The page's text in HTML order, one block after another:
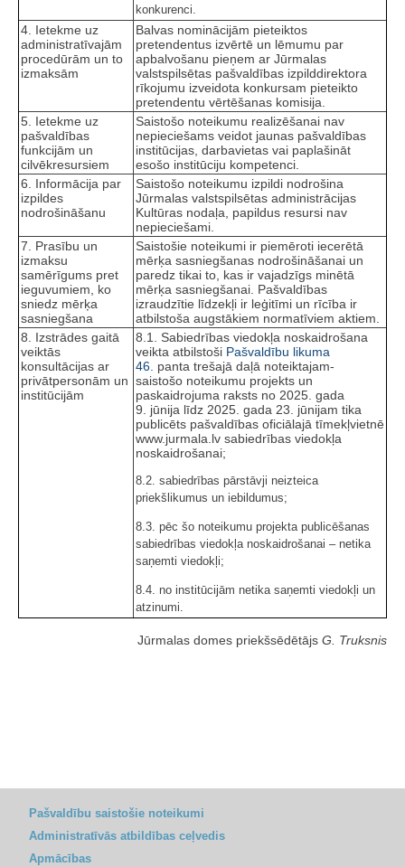
konkurenci.
4. Ietekme uz
administratīvajām
procedūrām un to
izmaksām
Balvas nominācijām pieteiktos
pretendentus izvērtē un lēmumu par
apbalvošanu pieņem ar Jūrmalas
valstspilsētas pašvaldības izpilddirektora
rīkojumu izveidota konkursam pieteikto
pretendentu vērtēšanas komisija.
5. Ietekme uz
pašvaldības
funkcijām un
cilvēkresursiem
Saistošo noteikumu realizēšanai nav
nepieciešams veidot jaunas pašvaldības
institūcijas, darbavietas vai paplašināt
esošo institūciju kompetenci.
6. Informācija par
izpildes
nodrošināšanu
Saistošo noteikumu izpildi nodrošina
Jūrmalas valstspilsētas administrācijas
Kultūras nodaļa, papildus resursi nav
nepieciešami.
7. Prasību un
izmaksu
samērīgums pret
ieguvumiem, ko
sniedz mērķa
sasniegšana
Saistošie noteikumi ir piemēroti iecerētā
mērķa sasniegšanas nodrošināšanai un
paredz tikai to, kas ir vajadzīgs minētā
mērķa sasniegšanai. Pašvaldības
izraudzītie līdzekļi ir leģitīmi un rīcība ir
atbilstoša augstākiem normatīviem aktiem.
8. Izstrādes gaitā
veiktās
konsultācijas ar
privātpersonām un
institūcijām
8.1. Sabiedrības viedokļa noskaidrošana
veikta atbilstoši Pašvaldību likuma
46. panta trešajā daļā noteiktajam-
saistošo noteikumu projekts un
paskaidrojuma raksts no 2025. gada
9. jūnija līdz 2025. gada 23. jūnijam tika
publicēts pašvaldības oficiālajā tīmekļvietnē
www.jurmala.lv sabiedrības viedokļa
noskaidrošanai;
8.2. sabiedrības pārstāvji neizteica
priekšlikumus un iebildumus;
8.3. pēc šo noteikumu projekta publicēšanas
sabiedrības viedokļa noskaidrošanai – netika
saņemti viedokļi;
8.4. no institūcijām netika saņemti viedokļi un
atzinumi.
Jūrmalas domes priekšsēdētājs G. Truksnis
Pašvaldību saistošie noteikumi
Administratīvās atbildības ceļvedis
Apmācības